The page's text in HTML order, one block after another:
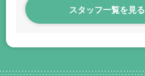
スタッフ一覧を見る